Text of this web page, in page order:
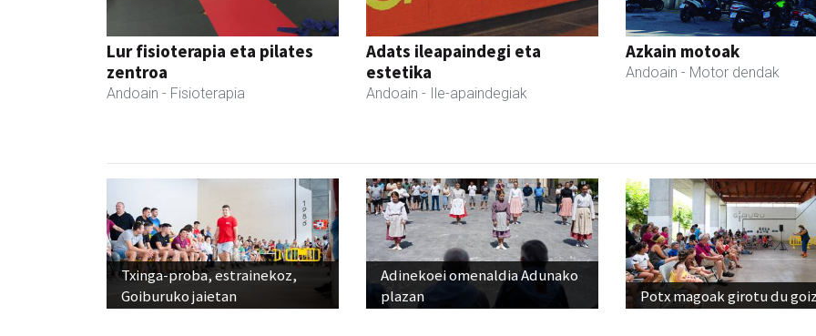
Lur fisioterapia eta pilates
zentroa
Andoain - Fisioterapia
Adats ileapaindegi eta
estetika
Andoain - Ile-apaindegiak
Azkain motoak
Andoain - Motor dendak
Txinga-proba, estrainekoz,
Goiburuko jaietan
Adinekoei omenaldia Adunako
plazan
Potx magoak girotu du